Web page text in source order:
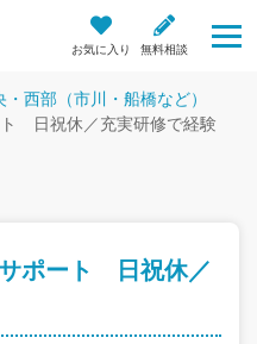
お気に入り 無料相談
西部（市川・船橋など）
日祝休／充実研修で経験
ポート 日祝休／